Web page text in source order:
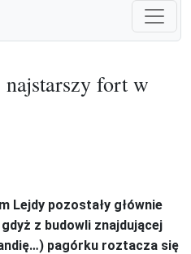
fort w
Lejdy pozostały głównie
z budowli znajdującej
pagórku roztacza się